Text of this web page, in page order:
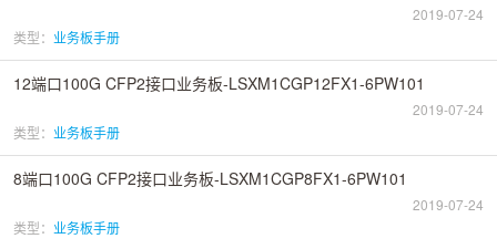
2019-07-24
类型： 业务板手册
12端口100G CFP2接口业务板-LSXM1CGP12FX1-6PW101
2019-07-24
类型： 业务板手册
8端口100G CFP2接口业务板-LSXM1CGP8FX1-6PW101
2019-07-24
类型： 业务板手册